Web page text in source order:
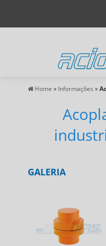
Home » Informações »
GALERIA